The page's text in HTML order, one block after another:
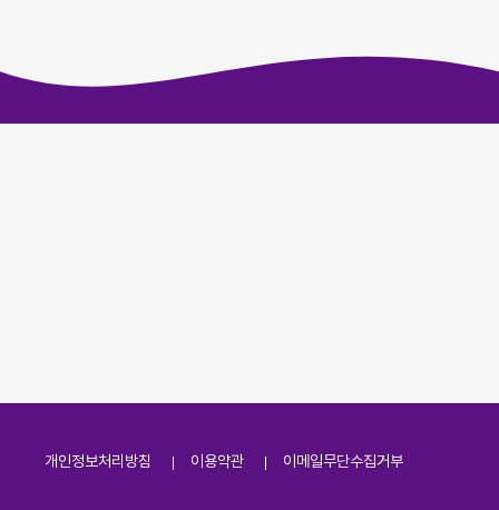
개인정보처리방침 이용약관 이메일무단수집거부